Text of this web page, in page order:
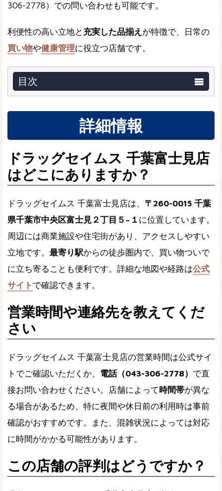
306-2778）での問い合わせも可能です。
利便性の高い立地と 充実した品揃え が特徴で、日常の
買い物や健康管理に役立つ店舗です。
目次
詳細情報
ドラッグセイムス 千葉富士見店
はどこにありますか？
ドラッグセイムス 千葉富士見店は、 〒260-0015 千葉
県千葉市中央区富士見２丁目５−１ に位置しています。
周辺には商業施設や住宅街があり、アクセスしやすい
立地です。 最寄り駅からの徒歩圏内で、買い物ついで
に立ち寄ることも便利です。詳細な地図や経路は公式
サイト で確認できます。
営業時間や連絡先を教えてくだ
さい
ドラッグセイムス 千葉富士見店の営業時間は公式サイ
トでご確認いただくか、 電話（043-306-2778） で直
接お問い合わせください。店舗によって時間帯が異な
る場合があるため、特に夜間や休日前の利用時は事前
確認がおすすめです。また、混雑状況によっては対応
に時間がかかる可能性があります。
この店舗の評判はどうですか？